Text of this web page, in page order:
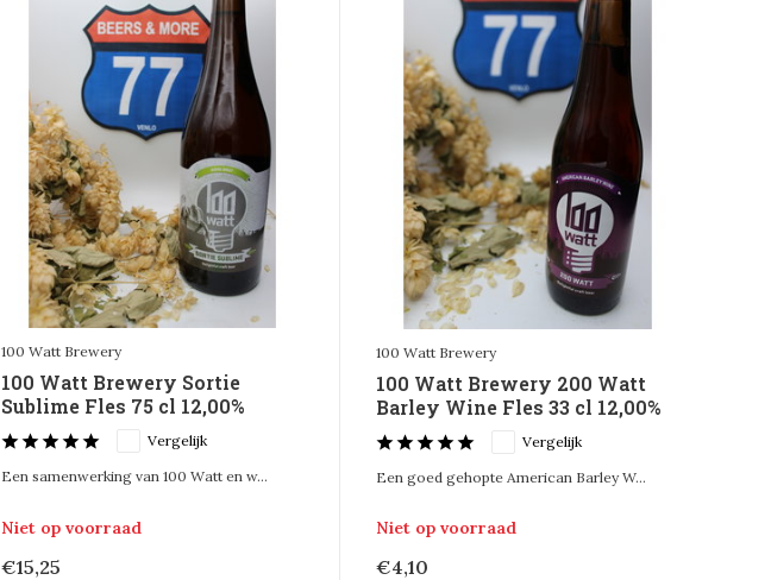
100 Watt Brewery
100 Watt Brewery Sortie
Sublime Fles 75 cl 12,00%
Vergelijk
Een samenwerking van 100 Watt en w...
Niet op voorraad
€15,25
100 Watt Brewery
100 Watt Brewery 200 Watt
Barley Wine Fles 33 cl 12,00%
Vergelijk
Een goed gehopte American Barley W...
Niet op voorraad
€4,10